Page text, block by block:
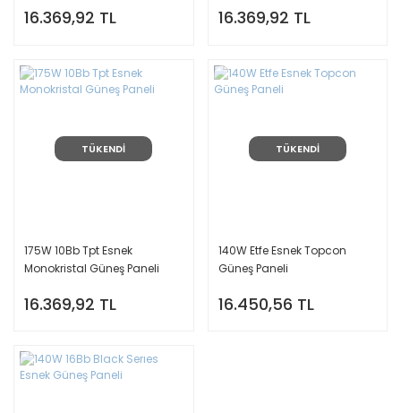
16.369,92 TL 16.369,92 TL
TÜKENDİ
175W 10Bb Tpt Esnek
Monokristal Güneş Paneli
16.369,92 TL
TÜKENDİ
140W Etfe Esnek Topcon
Güneş Paneli
16.450,56 TL